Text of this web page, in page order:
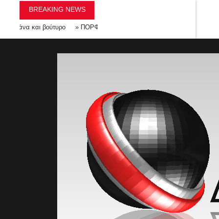
BREAKING NEWS
και βούτυρο »ΠΟΡΦΥΡΕΝΙΟΣ ΕΡΩΤΑΣ Η ΜΗΠΩΣ ΟΧΙ- ΠΟΛΥΜΗΧΑΝΟ